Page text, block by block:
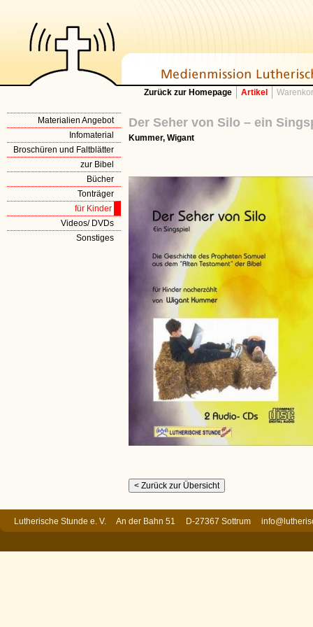
Zurück zur Homepage Artikel
Materialien Angebot
Infomaterial
Broschüren und Faltblätter
zur Bibel
Bücher
Tonträger
für Kinder
Videos/ DVDs
Sonstiges
Der Seher von Silo – ein
Kummer, Wigant
Lutherische Stunde e. V. An der Bahn 51 D-27367 Sottrum